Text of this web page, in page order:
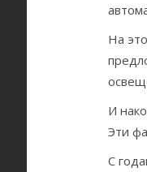
На
И
Эти
С